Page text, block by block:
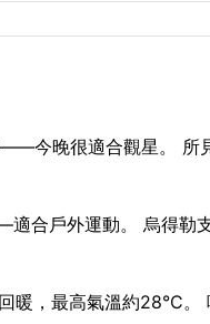
——今晚很適合觀星。
合戶外運動。 烏得勒
，最高氣溫約28°C。